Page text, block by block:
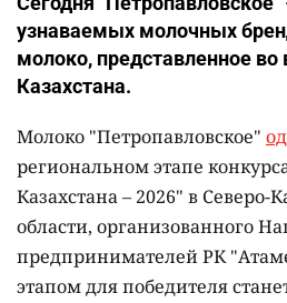
узнаваемых молочных
молоко, представленное во
Казахстана.
Молоко "Петропавловское"
региональном этапе
Казахстана – 2026" в Северо-
области, организованного
предпринимателей РК
этапом для победителя